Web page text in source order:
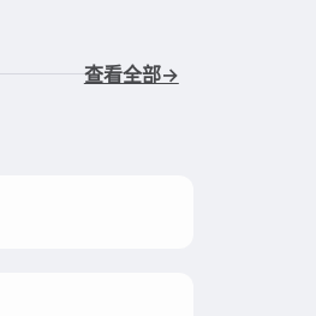
查看全部→